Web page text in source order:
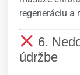
regeneráciu a
6.
údržbe